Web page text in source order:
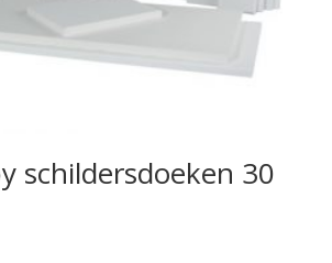
schildersdoeken 30